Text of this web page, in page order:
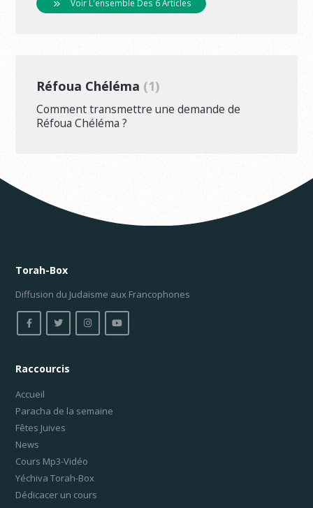
Voir L'ensemble Des 6 Articles
Réfoua Chéléma 1
Comment transmettre une demande de
Réfoua Chéléma ?
Torah-Box
Diffusion du Judaïsme aux Francophones
Raccourcis
Accueil
Paracha de la semaine
Fêtes Juives
News
Cours Mp3-Vidéo
Yéchiva Torah-Box
Dédicacer un cours